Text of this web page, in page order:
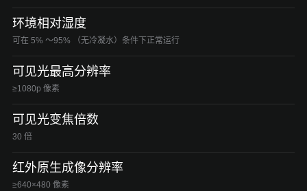
环境相对湿度
可在 5% ～95% （无冷凝水）条件下正常运行
可见光最高分辨率
≥1080p 像素
可见光变焦倍数
30 倍
红外原生成像分辨率
≥640×480 像素